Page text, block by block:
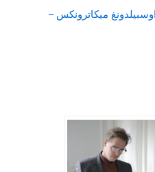
اوسبيلدونغ ميكاترونكس –